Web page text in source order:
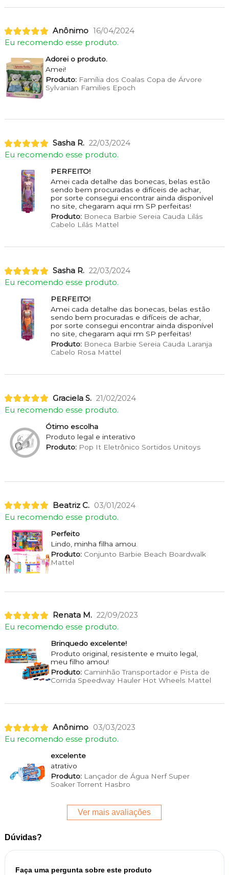
Anônimo 16/04/2024
Eu recomendo esse produto.
Adorei o produto.
Amei!
Produto:Família dos Coalas Copa de Árvore
Sylvanian Families Epoch
Sasha R. 22/03/2024
Eu recomendo esse produto.
PERFEITO!
Amei cada detalhe das bonecas, belas estão
sendo bem procuradas e difíceis de achar,
por sorte consegui encontrar ainda disponível
no site, chegaram aqui rm SP perfeitas!
Produto:Boneca Barbie Sereia Cauda Lilás
Cabelo Lilás Mattel
Sasha R. 22/03/2024
Eu recomendo esse produto.
PERFEITO!
Amei cada detalhe das bonecas, belas estão
sendo bem procuradas e difíceis de achar,
por sorte consegui encontrar ainda disponível
no site, chegaram aqui rm SP perfeitas!
Produto:Boneca Barbie Sereia Cauda Laranja
Cabelo Rosa Mattel
Graciela S. 21/02/2024
Eu recomendo esse produto.
Ótimo escolha
Produto legal e interativo
Produto:Pop It Eletrônico Sortidos Unitoys
Beatriz C. 03/01/2024
Eu recomendo esse produto.
Perfeito
Lindo, minha filha amou.
Produto:Conjunto Barbie Beach Boardwalk
Mattel
Renata M. 22/09/2023
Eu recomendo esse produto.
Brinquedo excelente!
Produto original, resistente e muito legal,
meu filho amou!
Produto:Caminhão Transportador e Pista de
Corrida Speedway Hauler Hot Wheels Mattel
Anônimo 03/03/2023
Eu recomendo esse produto.
excelente
atrativo
Produto:Lançador de Água Nerf Super
Soaker Torrent Hasbro
Ver mais avaliações
Dúvidas?
Faça uma pergunta sobre este produto